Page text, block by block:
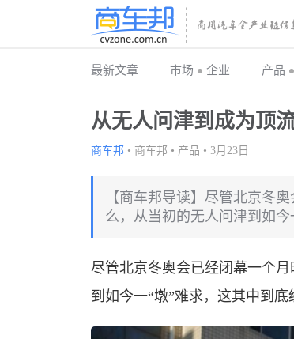
最新文章 市场 企业 产品
从无人问津到成为顶
商车邦 • 商车邦 • 产品 • 3月23日
【商车邦导读】尽管北京冬
么，从当初的无人问津到如今
尽管北京冬奥会已经闭幕一个
到如今一“墩”难求，这其中到底